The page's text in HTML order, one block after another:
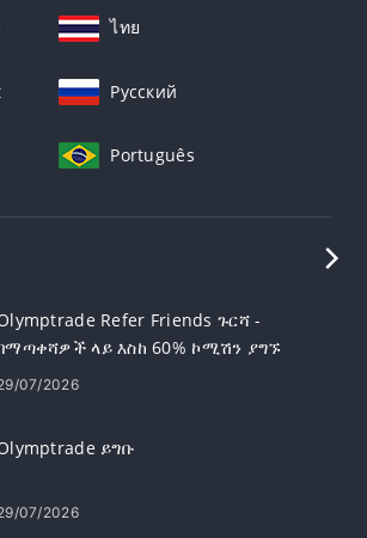
ไทย
Русский
Português
Refer Friends ጉርሻ -
ላይ እስከ 60% ኮሚሽን ያግኙ
07/2026
ይግቡ
07/2026